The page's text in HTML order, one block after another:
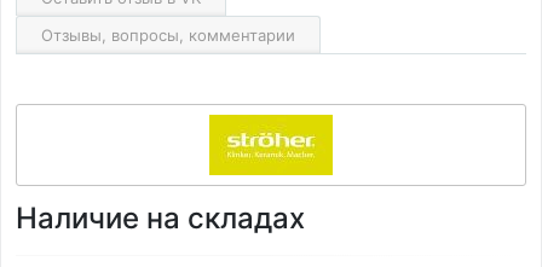
Отзывы, вопросы, комментарии
Наличие на складах